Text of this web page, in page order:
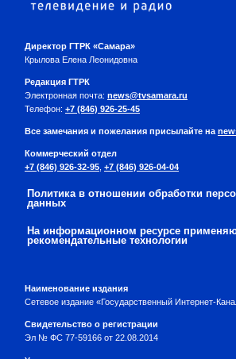
Директор ГТРК «Самара»
Крылова Елена Леонидовна
Редакция ГТРК
Электронная почта: news@tvsamara.ru
Телефон: +7 (846) 926-25-45
Все замечания и пожелания присылайте на
Коммерческий отдел
+7 (846) 926-32-95 +7 (846) 926-04-04
Политика в отношении обработки
данных
На информационном ресурсе
рекомендательные технологии
Наименование издания
Сетевое издание «Государственный Интернет-
Свидетельство о регистрации
Эл № ФС 77-59166 от 22.08.2014